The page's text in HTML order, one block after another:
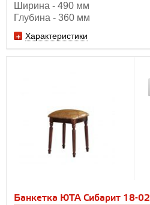
Ширина - 490 мм
Глубина - 360 мм
Характеристики
Банкетка ЮТА Сибарит 18-02